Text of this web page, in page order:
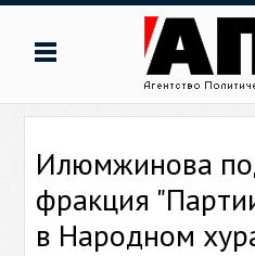
Илюмжинова
фракция
в Народном